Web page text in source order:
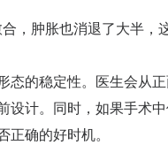
肿胀也消退了大半，
的稳定性。医生会从正
设计。同时，如果手术
确的好时机。